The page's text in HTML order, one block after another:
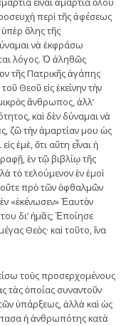
περὶ τῆς ἀφέσεως
ὅλης τῆς
νὰ ἐκφράσω
λόγος. Ὁ ἀληθῶς
τῆς Πατρικῆς ἀγάπης
Θεοῦ εἰς ἐκείνην τὴν
ἄνθρωπος, ἀλλ’
καὶ δὲν δύναμαι νὰ
ζῶ τὴν ἁμαρτίαν μου ὡς
ἐμὲ, ὅτι αὔτη εἶναι ἡ
ἐν τῷ βιβλίῳ τῆς
τὸ τελούμενον ἐν ἐμοὶ
οὔτε πρὸ τῶν ὀφθαλμῶν
«ἐκένωσεν» Ἑαυτὸν
δι’ ἡμᾶς; Ἐποίησε
Θεὸς· καὶ τοῦτο, ἵνα
τοὺς προσερχομένους
τὰς ὁποίας συναντοῦν
ὑπάρξεως, ἀλλὰ καὶ ὡς
ἡ ἀνθρωπότης κατὰ